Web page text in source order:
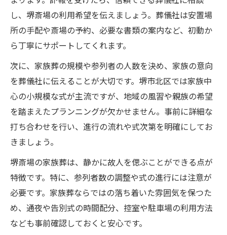
し、堺斎場の利用希望を伝えましょう。葬儀社は安置場
所の手配や斎場の予約、必要な書類の案内など、初動か
ら丁寧にサポートしてくれます。
次に、家族葬の規模や参列者の人数を決め、家族の意向
を葬儀社に伝えることが大切です。堺市北区では家族中
心の小規模な式が主流ですが、地域の風習や親族の希望
を踏まえたプランニングが欠かせません。事前に詳細な
打ち合わせを行い、進行の流れや式次第を明確にしてお
きましょう。
堺斎場の家族葬は、静かに故人を偲ぶことができる点が
特徴です。特に、参列者数の調整や式の進行には注意が
必要です。家族葬ならではの落ち着いた雰囲気を保つた
め、通夜や告別式の時間配分、控室や駐車場の利用方法
なども事前確認しておくと安心です。